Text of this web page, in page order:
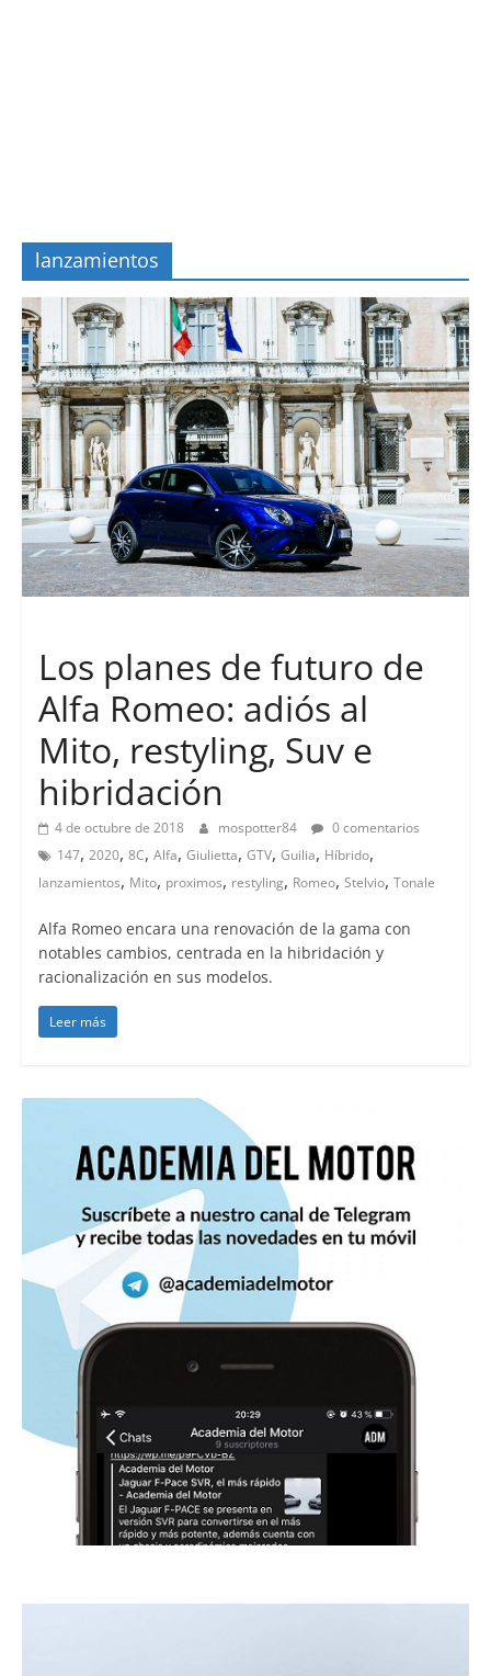
lanzamientos
Los planes de futuro de
Alfa Romeo: adiós al
Mito, restyling, Suv e
hibridación
4 de octubre de 2018 mospotter84
0 comentarios
147, 2020, 8C, Alfa, Giulietta, GTV, Guilia, Híbrido,
lanzamientos, Mito, proximos, restyling, Romeo, Stelvio, Tonale
Alfa Romeo encara una renovación de la gama con
notables cambios, centrada en la hibridación y
racionalización en sus modelos.
Leer más